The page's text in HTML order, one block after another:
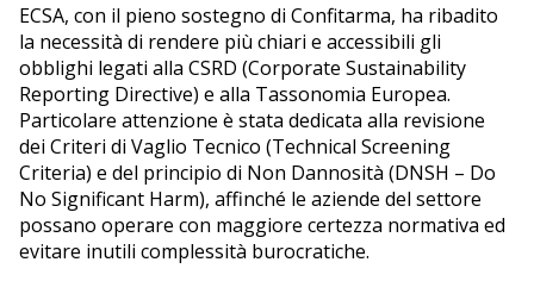
ECSA, con il pieno sostegno di Confitarma, ha ribadito
la necessità di rendere più chiari e accessibili gli
obblighi legati alla CSRD (Corporate Sustainability
Reporting Directive) e alla Tassonomia Europea.
Particolare attenzione è stata dedicata alla revisione
dei Criteri di Vaglio Tecnico (Technical Screening
Criteria) e del principio di Non Dannosità (DNSH – Do
No Significant Harm), affinché le aziende del settore
possano operare con maggiore certezza normativa ed
evitare inutili complessità burocratiche.